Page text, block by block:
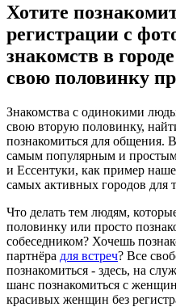
Хотите
регистрации с
знакомств в
свою половинку
Знакомства с одинокими
свою вторую половинку,
познакомиться для общения.
самым популярным и простым
и Ессентуки, как пример
самых активных городов для
Что делать тем людям,
половинку или просто
собеседником? Хочешь
партнёра для встреч? Все
познакомиться - здесь, на
шанс познакомиться с
красивых женщин без